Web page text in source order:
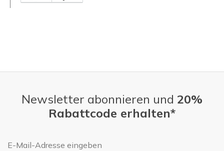
Newsletter abonnieren und 20%
Rabattcode erhalten*
E-Mail-Adresse